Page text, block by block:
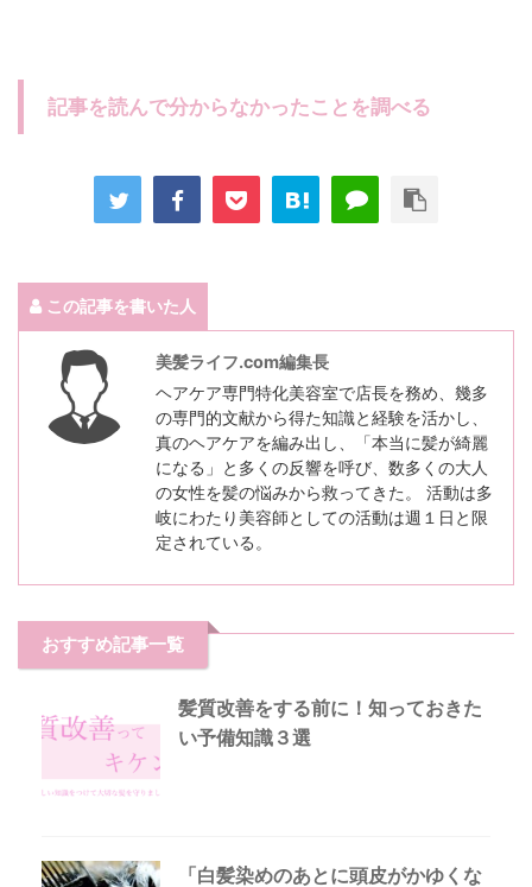
記事を読んで分からなかったことを調べる
この記事を書いた人
美髪ライフ.com編集長
ヘアケア専門特化美容室で店長を務め、幾多
の専門的文献から得た知識と経験を活かし、
真のヘアケアを編み出し、「本当に髪が綺麗
になる」と多くの反響を呼び、数多くの大人
の女性を髪の悩みから救ってきた。 活動は多
岐にわたり美容師としての活動は週１日と限
定されている。
おすすめ記事一覧
髪質改善をする前に！知っておきた
い予備知識３選
「白髪染めのあとに頭皮がかゆくな